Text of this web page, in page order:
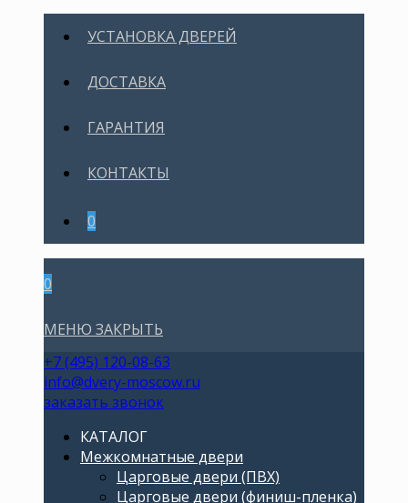
УСТАНОВКА ДВЕРЕЙ
ДОСТАВКА
ГАРАНТИЯ
КОНТАКТЫ
0
0
МЕНЮ ЗАКРЫТЬ
+7 (495) 120-08-63
info@dvery-moscow.ru
заказать звонок
КАТАЛОГ
Межкомнатные двери
Царговые двери (ПВХ)
Царговые двери (финиш-пленка)